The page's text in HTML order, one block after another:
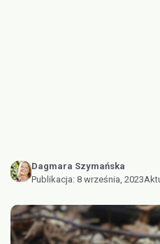
Dagmara Szymańska
Publikacja: 8 września, 2023